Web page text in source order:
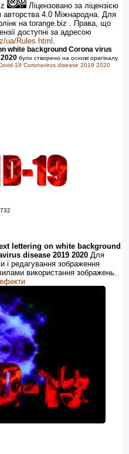
Ліцензовано за ліцензією
авторства 4.0 Міжнародна. Для
на torange.biz . Права, що
доступні за адресою
ua/Rules.html
white background Corona virus
було створено на основі оригіналу
19 Coronavirus disease 2019 2020
lettering on white background
disease 2019 2020 Для
і редагування зображення
використання зображень.